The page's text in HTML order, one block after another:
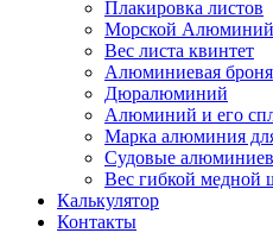
Плакировка листов
Морской Алюминий
Вес листа квинтет
Алюминиевая броня
Дюралюминий
Алюминий и его
Марка алюминия
Судовые
Вес гибкой медной
Калькулятор
Контакты